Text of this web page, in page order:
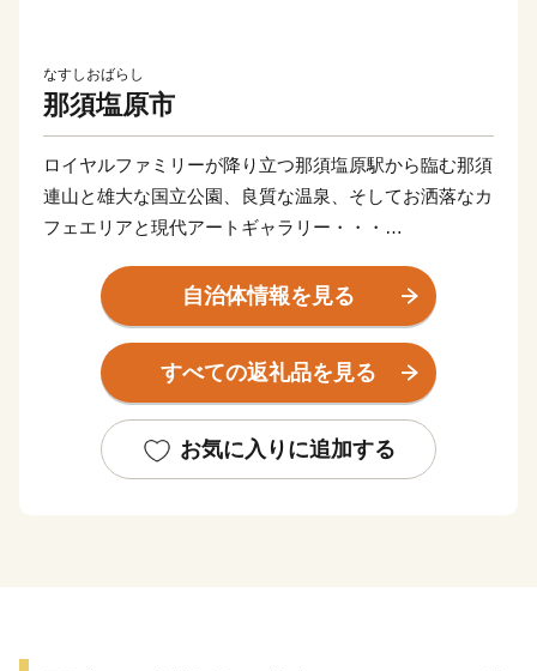
なすしおばらし
那須塩原市
ロイヤルファミリーが降り立つ那須塩原駅から臨む那須
連山と雄大な国立公園、良質な温泉、そしてお洒落なカ
フェエリアと現代アートギャラリー・・・
勤圏内ながら、豊かな自然と便利な生活圏が融合した人
気の移住地・リゾートエリアです。
雄大な自然の中で育まれたチーズ・とちぎ和牛・牛乳や
の温泉やアート鑑賞も格別です。スキー、カヌーなどア
クティビティも盛り沢山。那須塩原市をぜひ体感くださ
自治体情報を見る
すべての返礼品を見る
お気に入りに追加する